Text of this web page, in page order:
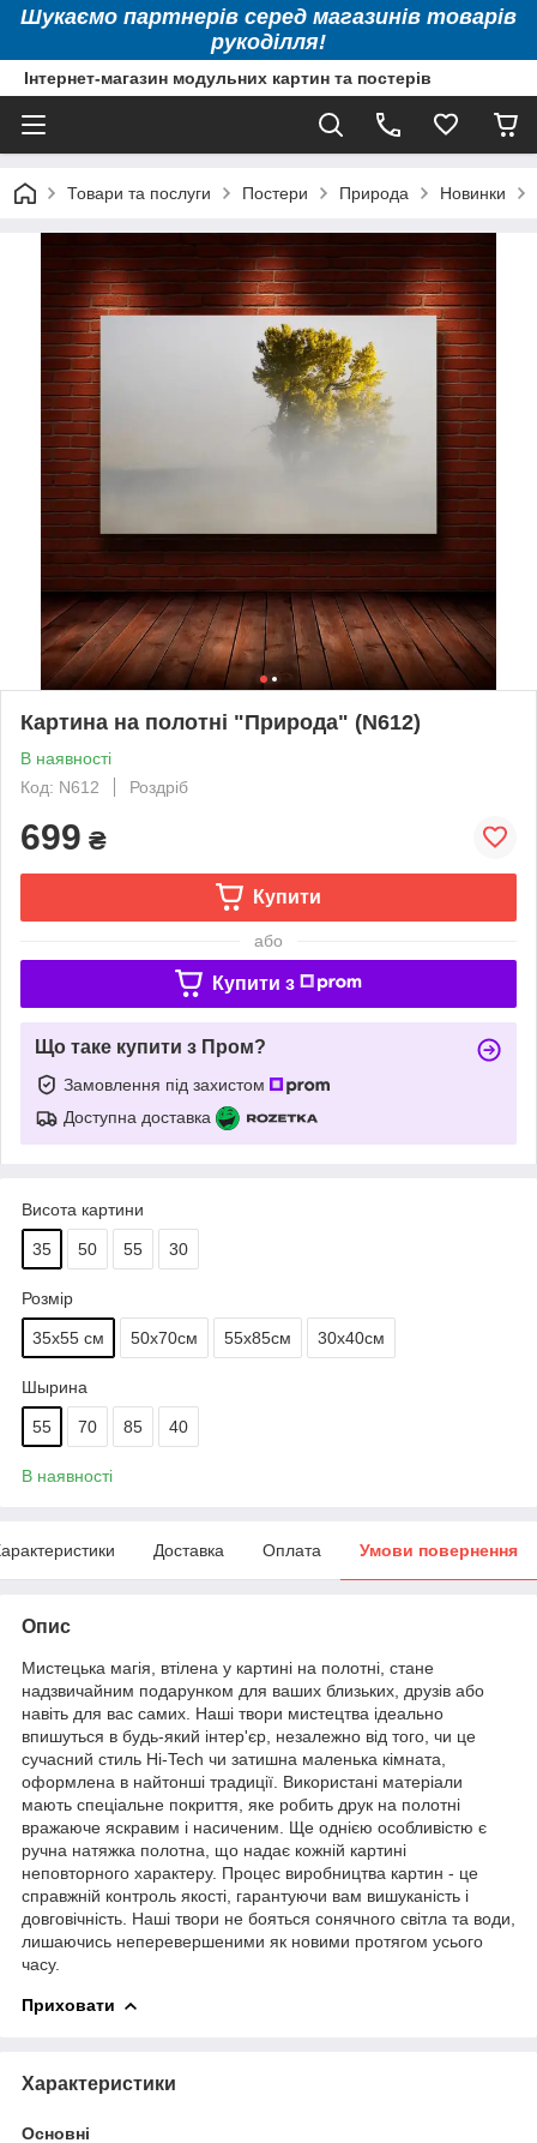
Шукаємо партнерів серед магазинів товарів
рукоділля!
Інтернет-магазин модульних картин та постерів
Товари та послуги Постери Природа Новинки
Картина на полотні "Природа" (N612)
В наявності
Код: N612
Роздріб
699 ₴
Купити
або
Купити з
Що таке купити з Пром?
Замовлення під захистом
Доступна доставка
Висота картини
35 50 55 30
Розмір
35х55 см 50х70см 55х85см 30х40см
Шырина
55 70 85 40
В наявності
Доставка Оплата Умови повернення
Опис
Мистецька магія, втілена у картині на полотні, стане
надзвичайним подарунком для ваших близьких, друзів або
навіть для вас самих. Наші твори мистецтва ідеально
впишуться в будь-який інтер'єр, незалежно від того, чи це
сучасний стиль Hi-Tech чи затишна маленька кімната,
оформлена в найтонші традиції. Використані матеріали
мають спеціальне покриття, яке робить друк на полотні
вражаюче яскравим і насиченим. Ще однією особливістю є
ручна натяжка полотна, що надає кожній картині
неповторного характеру. Процес виробництва картин - це
справжній контроль якості, гарантуючи вам вишуканість і
довговічність. Наші твори не бояться сонячного світла та води,
лишаючись неперевершеними як новими протягом усього
часу.
Приховати
Характеристики
Основні